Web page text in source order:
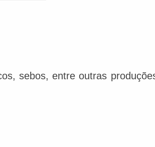
sebos, entre outras